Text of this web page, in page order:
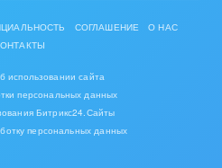
стиль
СОГЛАШЕНИЕ
О НАС
использовании сайта
персональных данных
Битрикс24.Сайты
персональных данных